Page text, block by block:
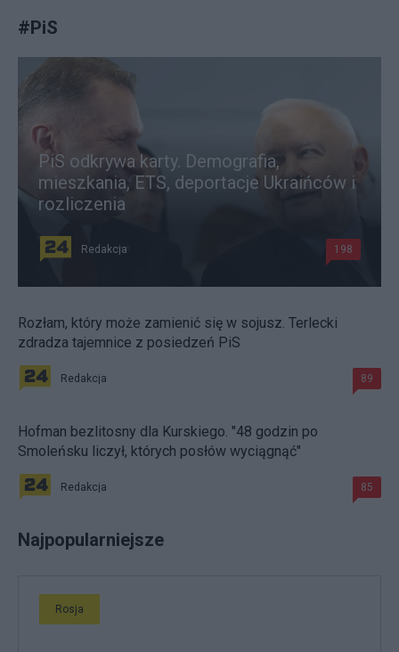
#PiS
PiS odkrywa karty. Demografia,
mieszkania, ETS, deportacje Ukraińców i
rozliczenia
Redakcja 198
Rozłam, który może zamienić się w sojusz. Terlecki
zdradza tajemnice z posiedzeń PiS
Redakcja 89
Hofman bezlitosny dla Kurskiego. "48 godzin po
Smoleńsku liczył, których posłów wyciągnąć"
Redakcja 85
Najpopularniejsze
Rosja